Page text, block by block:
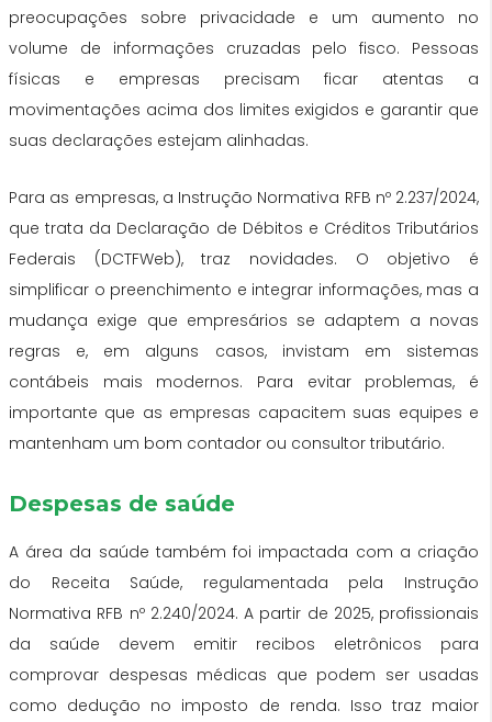
preocupações sobre privacidade e um aumento no
volume de informações cruzadas pelo fisco. Pessoas
físicas e empresas precisam ficar atentas a
movimentações acima dos limites exigidos e garantir que
suas declarações estejam alinhadas.
Para as empresas, a Instrução Normativa RFB nº 2.237/2024,
que trata da Declaração de Débitos e Créditos Tributários
Federais (DCTFWeb), traz novidades. O objetivo é
simplificar o preenchimento e integrar informações, mas a
mudança exige que empresários se adaptem a novas
regras e, em alguns casos, invistam em sistemas
contábeis mais modernos. Para evitar problemas, é
importante que as empresas capacitem suas equipes e
mantenham um bom contador ou consultor tributário.
Despesas de saúde
A área da saúde também foi impactada com a criação
do Receita Saúde, regulamentada pela Instrução
Normativa RFB nº 2.240/2024. A partir de 2025, profissionais
da saúde devem emitir recibos eletrônicos para
comprovar despesas médicas que podem ser usadas
como dedução no imposto de renda. Isso traz maior